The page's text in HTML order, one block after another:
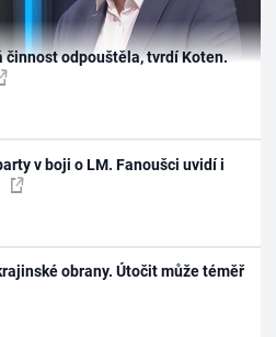
činnost odpouštěla, tvrdí Koten.
v boji o LM. Fanoušci uvidí i
obrany. Útočit může téměř